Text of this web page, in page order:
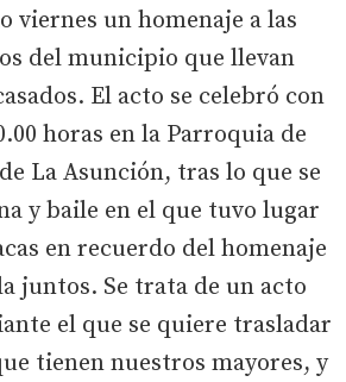
viernes un homenaje a las
del municipio que llevan
El acto se celebró con
horas en la Parroquia de
La Asunción, tras lo que se
y baile en el que tuvo lugar
en recuerdo del homenaje
juntos. Se trata de un acto
el que se quiere trasladar
tienen nuestros mayores, y